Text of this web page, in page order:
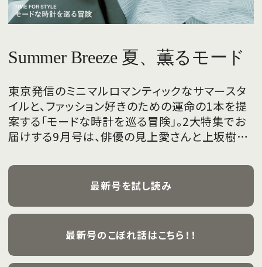
Summer Breeze 夏、薫るモード
東京発信のミニマルロマンティックなサマースタ
イルと、ファッション好きのための運命の1本を提
案する「モードな時計を巡る冒険」。2大特集でお
届けする9月号は、俳優の見上愛さんと上坂樹里
飾ります。
最新号を試し読み
最新号のこぼれ話はこちら！！